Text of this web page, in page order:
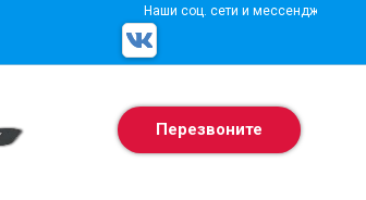
Наши соц. сети и мессенджеры
Перезвоните